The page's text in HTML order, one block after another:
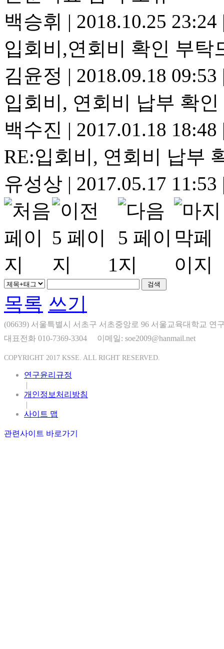
백승휘 | 2018.10.25 23:24
입회비,연회비 확인 부탁
김윤정 | 2018.09.18 09:53
입회비, 연회비 납부 확
백수진 | 2017.01.18 18:48
RE:입회비, 연회비 납부
유성상 | 2017.05.17 11:53
1
목록 쓰기
(06639) 서울특별시 서초구 서초중앙로 96 서울교육대학교 연
대표전화 010-7369-3304 이메일: soe2009@hanmail.net
COPYRIGHT 2017 KSSE. ALL RIGHT RESERVED.
연구윤리규정
|
개인정보처리방침
|
사이트 맵
관련사이트 바로가기